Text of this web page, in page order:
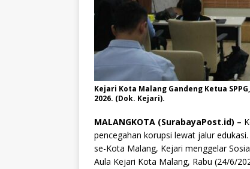
Kejari Kota Malang Gandeng Ketua
2026. (Dok. Kejari).
MALANGKOTA (SurabayaPost.id) –
pencegahan korupsi lewat jalur
se-Kota Malang, Kejari menggelar
Aula Kejari Kota Malang, Rabu (24/6/